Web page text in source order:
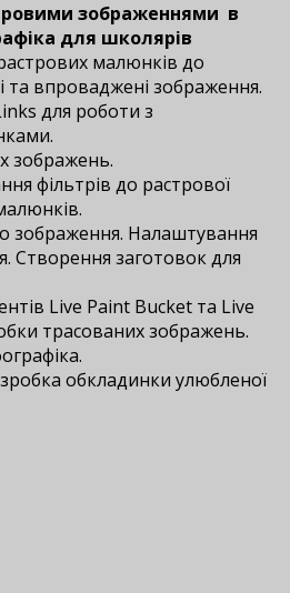
зображеннями в
для школярів
малюнків до
та впроваджені зображення.
для роботи з
зображень.
фільтрів до растрової
зображення. Налаштування
Створення заготовок для
Live Paint Bucket та Live
трасованих зображень.
обкладинки улюбленої